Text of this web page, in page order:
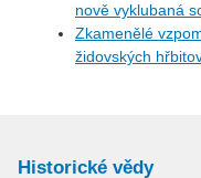
nově vyklubaná
Zkamenělé
židovských
Historické vědy